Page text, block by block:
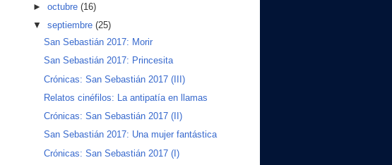
► octubre (16)
▼ septiembre (25)
San Sebastián 2017: Morir
San Sebastián 2017: Princesita
Crónicas: San Sebastián 2017 (III)
Relatos cinéfilos: La antipatía en llamas
Crónicas: San Sebastián 2017 (II)
San Sebastián 2017: Una mujer fantástica
Crónicas: San Sebastián 2017 (I)